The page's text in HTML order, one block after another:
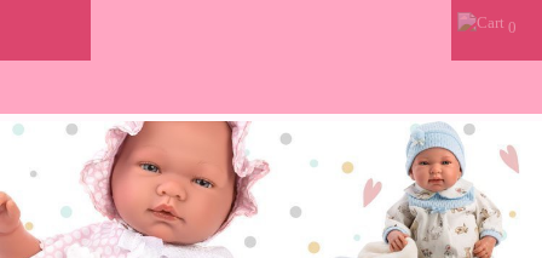
0